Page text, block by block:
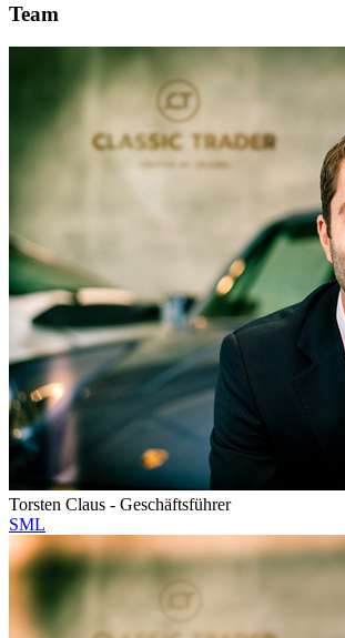
Team
Torsten Claus - Geschäftsführer
SML